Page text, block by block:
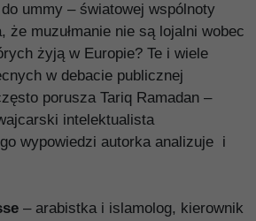
ummy – światowej wspólnoty
muzułmanie nie są lojalni wobec
żyją w Europie? Te i wiele
w debacie publicznej
porusza Tariq Ramadan –
intelektualista
wypowiedzi autorka analizuje i
– arabistka i islamolog, kierownik